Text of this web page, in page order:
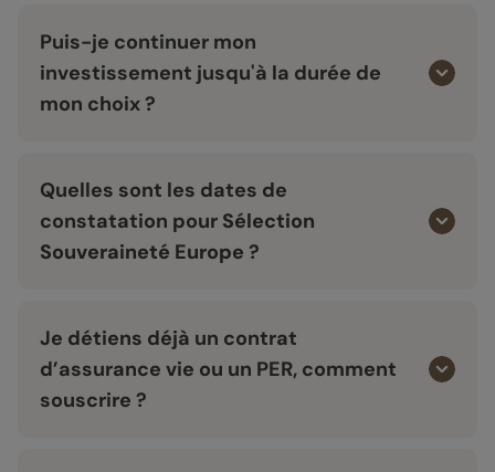
Puis-je continuer mon
investissement jusqu'à la durée de
mon choix ?
Quelles sont les dates de
constatation pour Sélection
Souveraineté Europe ?
Je détiens déjà un contrat
d’assurance vie ou un PER, comment
souscrire ?